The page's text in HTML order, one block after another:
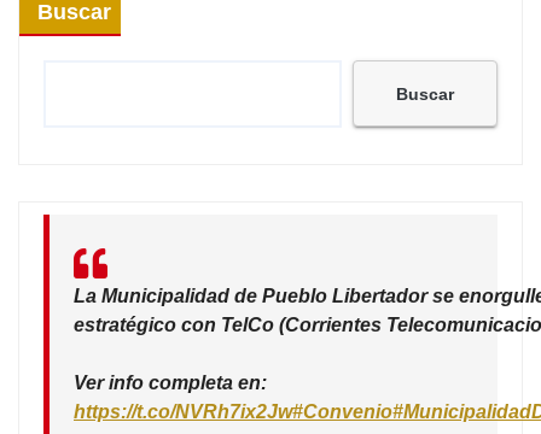
Buscar
Buscar
La Municipalidad de Pueblo Libertador se
estratégico con TelCo (Corrientes
Ver info completa en:
https://t.co/NVRh7ix2Jw#Convenio